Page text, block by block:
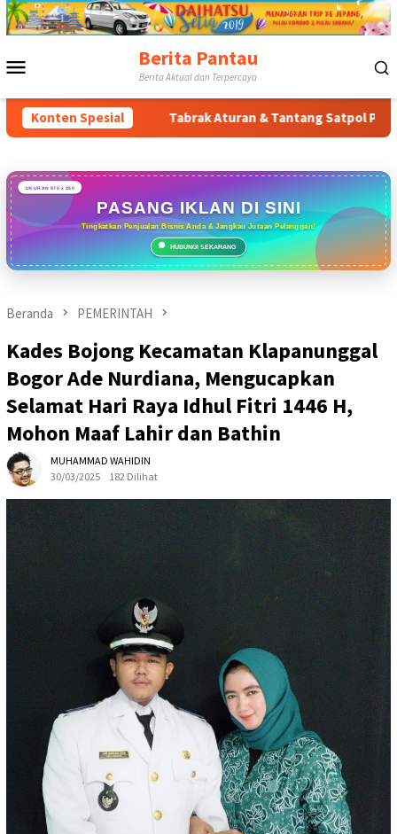
Loncat
ke
Berita Pantau
Berita Aktual dan Terpercaya
Konten Spesial
Tabrak Aturan & Tantang Satpol PP: Pembangunan
UKURAN 970 x 250
PASANG IKLAN DI SINI
Tingkatkan Penjualan Bisnis Anda & Jangkau Jutaan Pelanggan!
HUBUNGI SEKARANG
Beranda PEMERINTAH
Kades Bojong Kecamatan Klapanunggal
Bogor Ade Nurdiana, Mengucapkan
Selamat Hari Raya Idhul Fitri 1446 H,
Mohon Maaf Lahir dan Bathin
MUHAMMAD WAHIDIN
30/03/2025
182 Dilihat